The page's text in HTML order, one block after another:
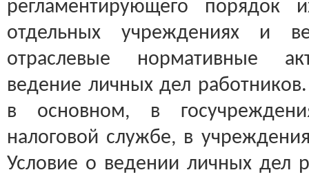
регламентирующего
отдельных учреждениях и
отраслевые нормативные
ведение личных дел
в основном, в
налоговой службе, в
Условие о ведении личных дел